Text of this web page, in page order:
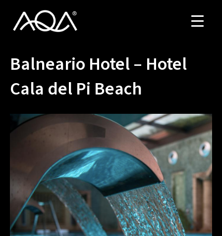
Balneario Hotel – Hotel
Cala del Pi Beach